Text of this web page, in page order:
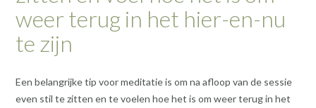
weer terug in het hier-en-nu
te zijn
Een belangrijke tip voor meditatie is om na afloop van de sessie
even stil te zitten en te voelen hoe het is om weer terug in het